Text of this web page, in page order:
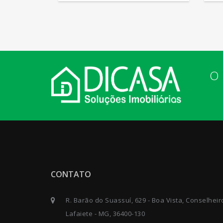
O
CONTATO
R. Barão do Suassuí, 629 - Boa Vista,
Lafaiete - MG, 36400-130